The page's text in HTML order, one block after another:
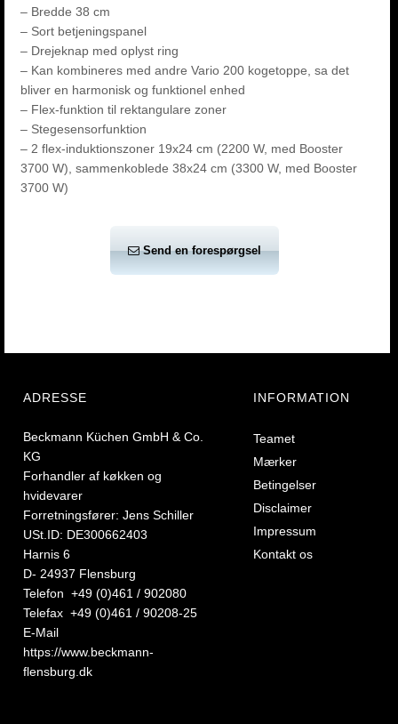
– Bredde 38 cm
– Sort betjeningspanel
– Drejeknap med oplyst ring
– Kan kombineres med andre Vario 200 kogetoppe, sa det
bliver en harmonisk og funktionel enhed
– Flex-funktion til rektangulare zoner
– Stegesensorfunktion
– 2 flex-induktionszoner 19x24 cm (2200 W, med Booster
3700 W), sammenkoblede 38x24 cm (3300 W, med Booster
3700 W)
Send en forespørgsel
ADRESSE
Beckmann Küchen GmbH & Co.
KG
Forhandler af køkken og
hvidevarer
Forretningsfører: Jens Schiller
USt.ID: DE300662403
Harnis 6
D- 24937 Flensburg
Telefon +49 (0)461 / 902080
Telefax +49 (0)461 / 90208-25
E-Mail
https://www.beckmann-
flensburg.dk
INFORMATION
Teamet
Mærker
Betingelser
Disclaimer
Impressum
Kontakt os